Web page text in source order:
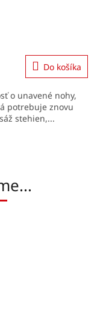
Do košíka
o unavené nohy,
potrebuje znovu
stehien,...